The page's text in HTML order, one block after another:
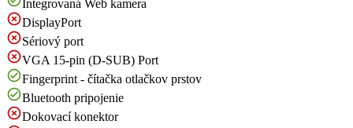
Integrovaná Web kamera
DisplayPort
Sériový port
VGA 15-pin (D-SUB) Port
Fingerprint - čítačka otlačkov prstov
Bluetooth pripojenie
Dokovací konektor